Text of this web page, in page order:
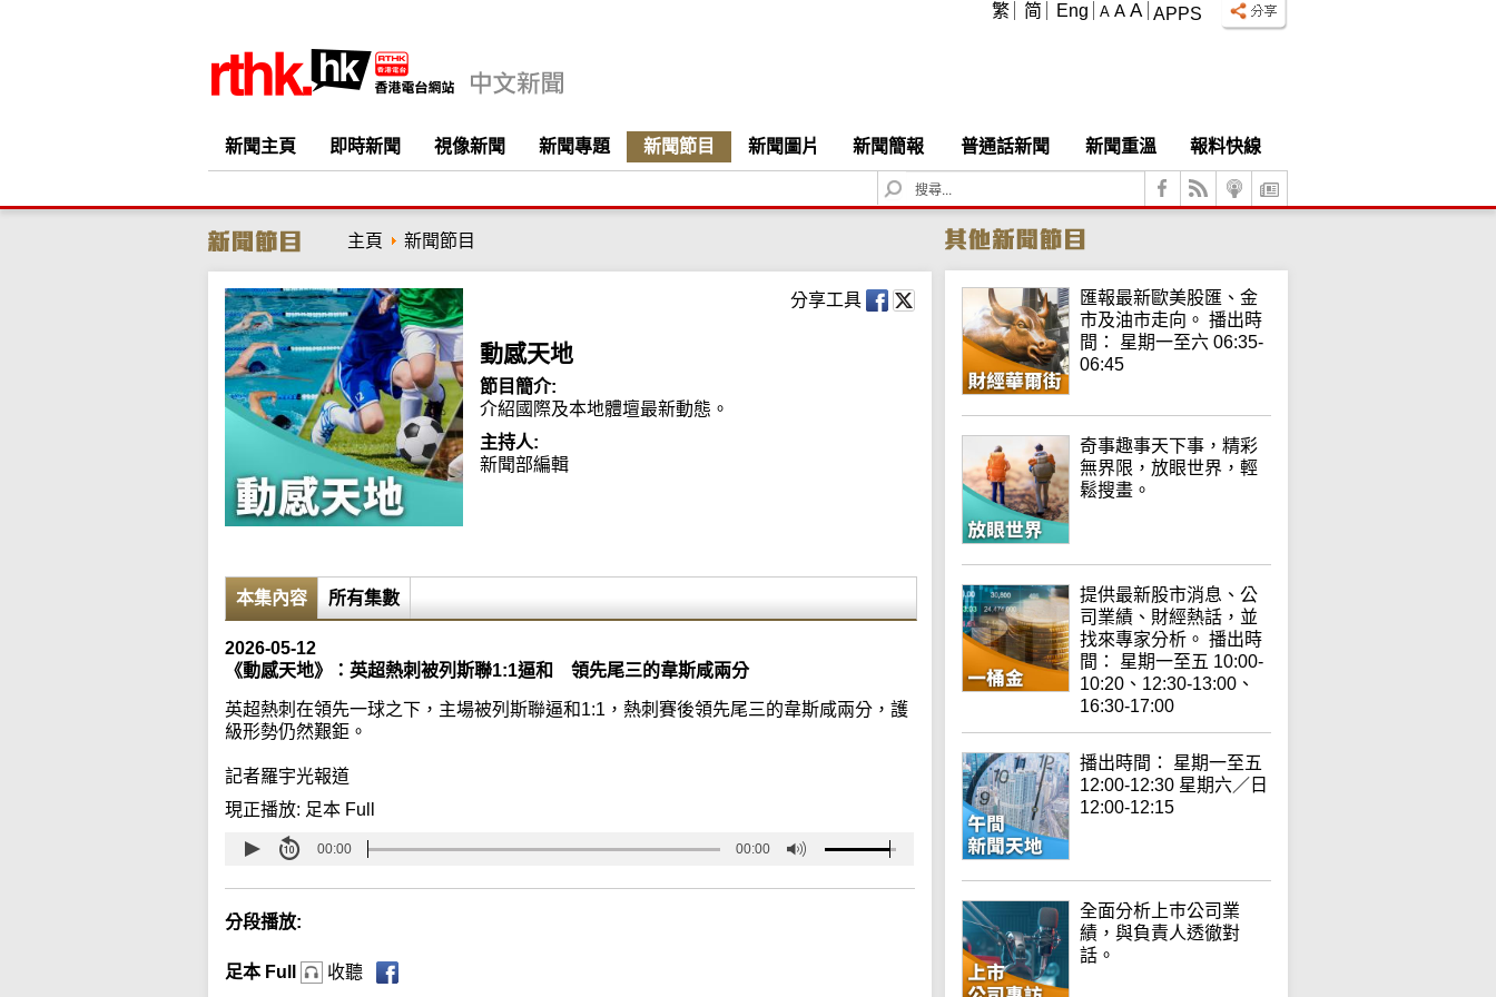
APPS
A A A
繁 简 Eng
新聞主頁 即時新聞 視像新聞 新聞專題 新聞節目 新聞圖片 新聞簡報 普通話新聞 新聞重溫
報料快線
S
e
c
h
主頁 新聞節目
分享工具
動感天地
節目簡介:
介紹國際及本地體壇最新動態。
主持人:
新聞部編輯
本集內容 所有集數
2026-05-12
《動感天地》：英超熱刺被列斯聯1:1逼和 領先尾三的韋斯咸兩分
英超熱刺在領先一球之下，主場被列斯聯逼和1:1，熱刺賽後領先尾三的韋斯咸兩分，護
級形勢仍然艱鉅。
記者羅宇光報道
現正播放: 足本 Full
00:00 00:00
分段播放:
足本 Full 收聽
匯報最新歐美股匯、金
市及油市走向。 播出時
間： 星期一至六 06:35-
06:45
奇事趣事天下事，精彩
無界限，放眼世界，輕
鬆搜畫。
提供最新股市消息、公
司業績、財經熱話，並
找來專家分析。 播出時
間： 星期一至五 10:00-
10:20、12:30-13:00、
16:30-17:00
播出時間： 星期一至五
12:00-12:30 星期六／日
12:00-12:15
全面分析上巿公司業
績，與負責人透徹對
話。